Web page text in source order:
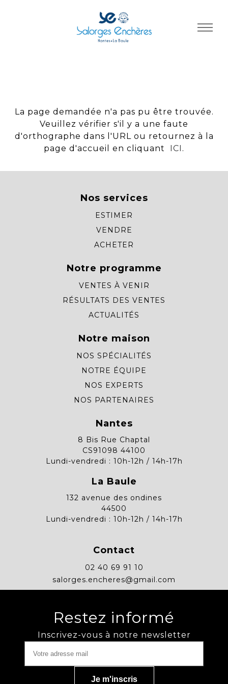
La page demandée n'a pas pu être trouvée.
Veuillez vérifier s'il y a une faute
d'orthographe dans l'URL ou retournez à la
page d'accueil en cliquant
ICI .
Nos services
ESTIMER
VENDRE
ACHETER
Notre programme
VENTES À VENIR
RÉSULTATS DES VENTES
ACTUALITÉS
Notre maison
NOS SPÉCIALITÉS
NOTRE ÉQUIPE
NOS EXPERTS
NOS PARTENAIRES
Nantes
8 Bis Rue Chaptal
CS91098 44100
Lundi-vendredi : 10h-12h / 14h-17h
La Baule
132 avenue des ondines
44500
Lundi-vendredi : 10h-12h / 14h-17h
Contact
02 40 69 91 10
salorges.encheres@gmail.com
Restez informé
Inscrivez-vous à notre newsletter